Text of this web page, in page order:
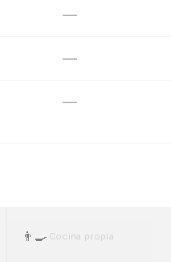
—
—
—
👨‍🍳 Cocina propia